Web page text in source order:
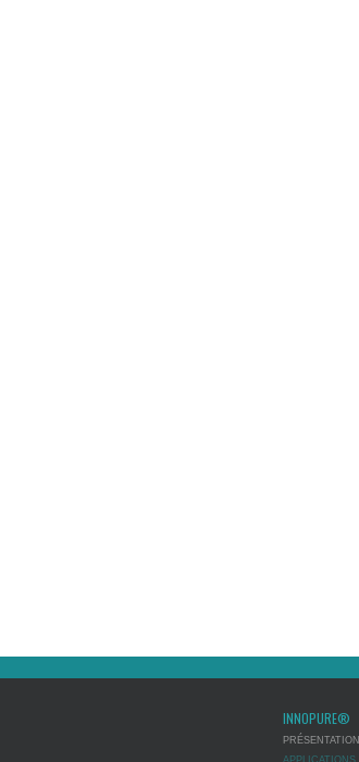
INNOPURE®
PRÉSENTATION
APPLICATIONS